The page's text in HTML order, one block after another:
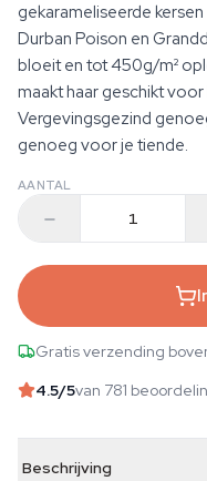
gekarameliseerde
Durban Poison en
bloeit en tot 450g/m²
maakt haar geschikt
Vergevingsgezind
genoeg voor je tiende.
AANTAL
Gratis verzending
4.5/5van 781
Beschrijving